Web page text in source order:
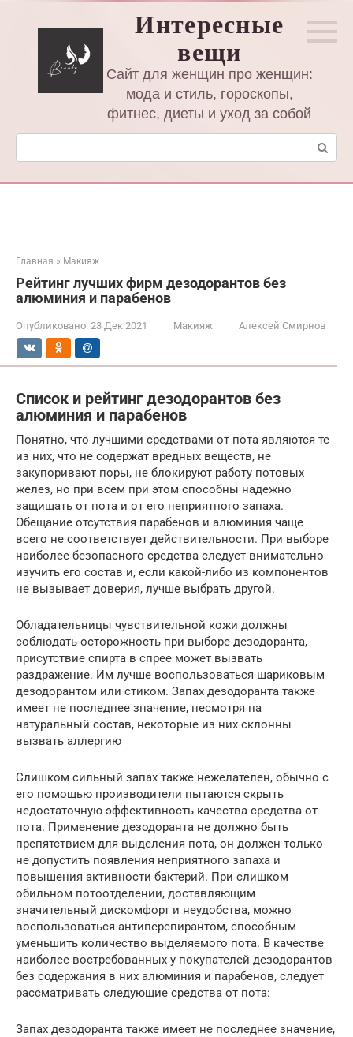
Интересные
вещи
Сайт для женщин про женщин:
мода и стиль, гороскопы,
фитнес, диеты и уход за собой
Поиск:
Главная » Макияж
Рейтинг лучших фирм дезодорантов без
алюминия и парабенов
Опубликовано: 23 Дек 2021 Макияж Алексей Смирнов
Список и рейтинг дезодорантов без
алюминия и парабенов
Понятно, что лучшими средствами от пота являются те
из них, что не содержат вредных веществ, не
закупоривают поры, не блокируют работу потовых
желез, но при всем при этом способны надежно
защищать от пота и от его неприятного запаха.
Обещание отсутствия парабенов и алюминия чаще
всего не соответствует действительности. При выборе
наиболее безопасного средства следует внимательно
изучить его состав и, если какой-либо из компонентов
не вызывает доверия, лучше выбрать другой.
Обладательницы чувствительной кожи должны
соблюдать осторожность при выборе дезодоранта,
присутствие спирта в спрее может вызвать
раздражение. Им лучше воспользоваться шариковым
дезодорантом или стиком. Запах дезодоранта также
имеет не последнее значение, несмотря на
натуральный состав, некоторые из них склонны
вызвать аллергию
Слишком сильный запах также нежелателен, обычно с
его помощью производители пытаются скрыть
недостаточную эффективность качества средства от
пота. Применение дезодоранта не должно быть
препятствием для выделения пота, он должен только
не допустить появления неприятного запаха и
повышения активности бактерий. При слишком
обильном потоотделении, доставляющим
значительный дискомфорт и неудобства, можно
воспользоваться антиперспирантом, способным
уменьшить количество выделяемого пота. В качестве
наиболее востребованных у покупателей дезодорантов
без содержания в них алюминия и парабенов, следует
рассматривать следующие средства от пота:
Запах дезодоранта также имеет не последнее значение,